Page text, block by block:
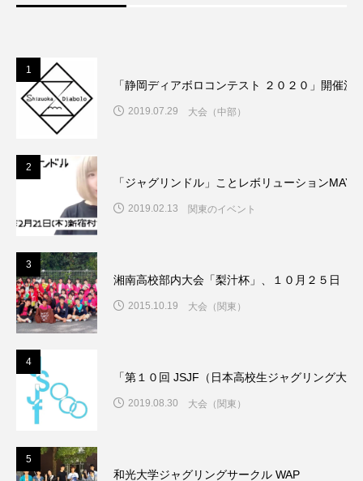
1
「静岡ディアボロコンテスト ２０２０」開催
2019.07.29 大会（中部）
2
「ジャグリンドル」ことレボリューション
2019.02.13 関東のイベント
3
湘南高校部内大会「梨汁杯」、１０月２５日（
2015.10.19 大会（関東）
4
「第１０回 JSJF（日本高校生ジャグリング大
2019.08.30 大会（関東）
5
和光大学ジャグリングサークル WAP